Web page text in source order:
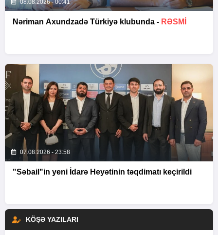
08.08.2026 - 00:41
Nəriman Axundzadə Türkiyə klubunda - RƏSMİ
07.08.2026 - 23:58
"Səbail"in yeni İdarə Heyətinin təqdimatı keçirildi
KÖŞƏ YAZILARI